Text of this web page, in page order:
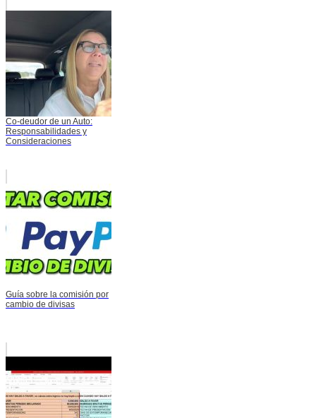
Co-deudor de un Auto:
Responsabilidades y
Consideraciones
Guía sobre la comisión por
cambio de divisas